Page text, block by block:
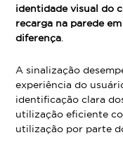
identidade visual do
recarga na parede
diferença
A sinalização
experiência do
identificação clara
utilização eficiente
utilização por parte